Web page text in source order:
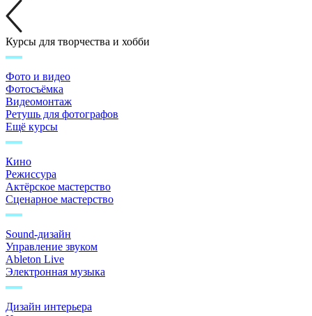
Курсы для творчества и хобби
Фото и видео
Фотосъёмка
Видеомонтаж
Ретушь для фотографов
Ещё курсы
Кино
Режиссура
Актёрское мастерство
Сценарное мастерство
Sound-дизайн
Управление звуком
Ableton Live
Электронная музыка
Дизайн интерьера